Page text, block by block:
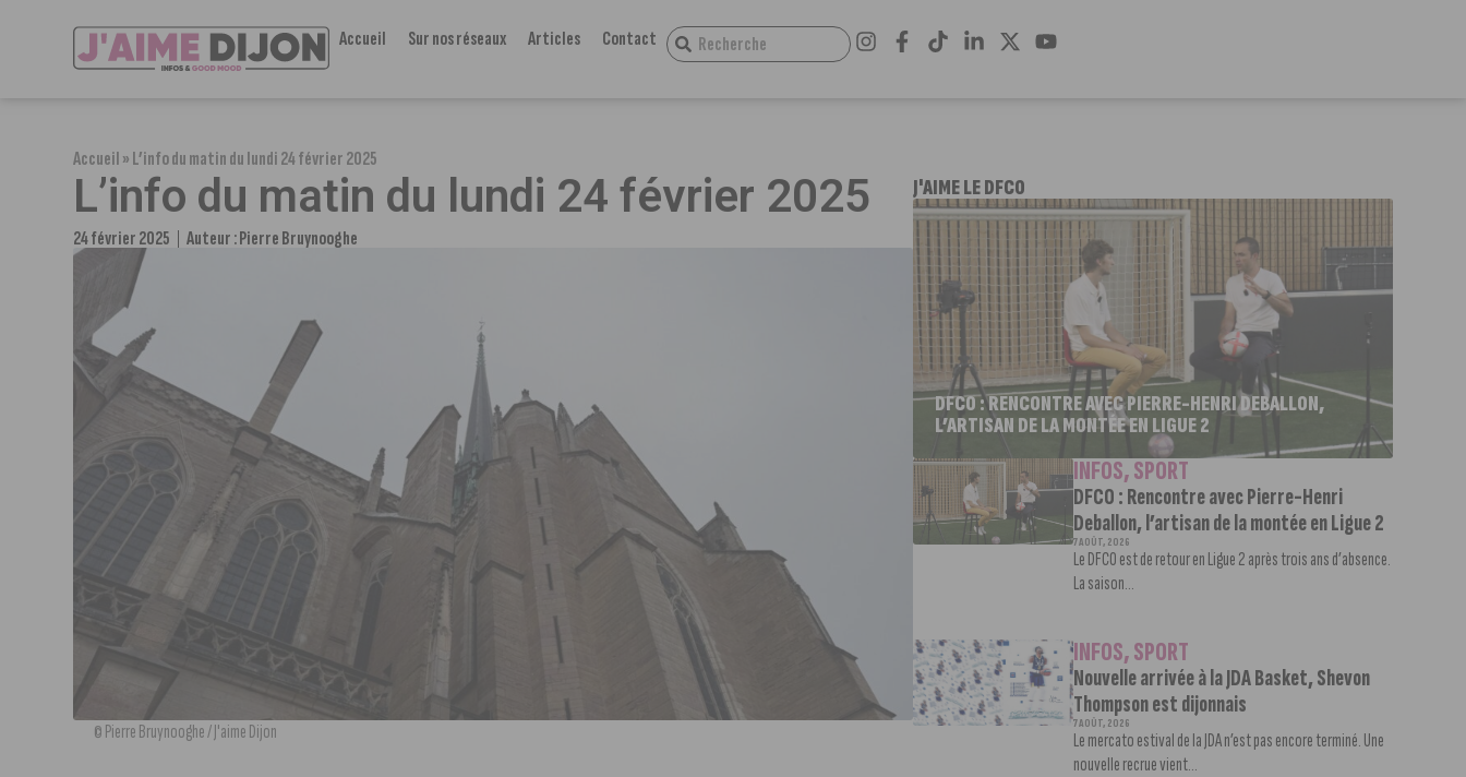
Accueil Sur nos réseaux Articles Contact
Accueil»L’info du matin du lundi 24 février 2025
L’info du matin du lundi 24 février 2025
24 février 2025 Auteur :Pierre Bruynooghe
© Pierre Bruynooghe / J'aime Dijon
J'AIME LE DFCO
DFCO : RENCONTRE AVEC PIERRE-HENRI DEBALLON,
L’ARTISAN DE LA MONTÉE EN LIGUE 2
INFOS,SPORT
DFCO : Rencontre avec Pierre-Henri
Deballon, l’artisan de la montée en Ligue 2
7 AOÛT, 2026
Le DFCO est de retour en Ligue 2 après trois ans d’absence.
La saison...
INFOS,SPORT
Nouvelle arrivée à la JDA Basket, Shevon
Thompson est dijonnais
7 AOÛT, 2026
Le mercato estival de la JDA n’est pas encore terminé. Une
nouvelle recrue vient...